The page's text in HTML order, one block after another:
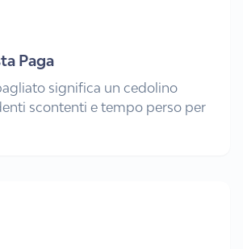
Paga
significa un cedolino
scontenti e tempo perso per